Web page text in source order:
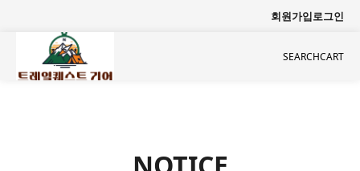
회원가입로그인
SEARCHCART